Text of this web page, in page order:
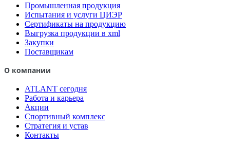
Промышленная продукция
Испытания и услуги ЦИЭР
Сертификаты на продукцию
Выгрузка продукции в xml
Закупки
Поставщикам
О компании
ATLANT сегодня
Работа и карьера
Акции
Спортивный комплекс
Стратегия и устав
Контакты